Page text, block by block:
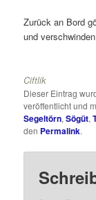
Zurück an Bord
und
Ciftlik
Dieser Eintrag
veröffentlicht und
Segeltörn,Sögüt,
den Permalink.